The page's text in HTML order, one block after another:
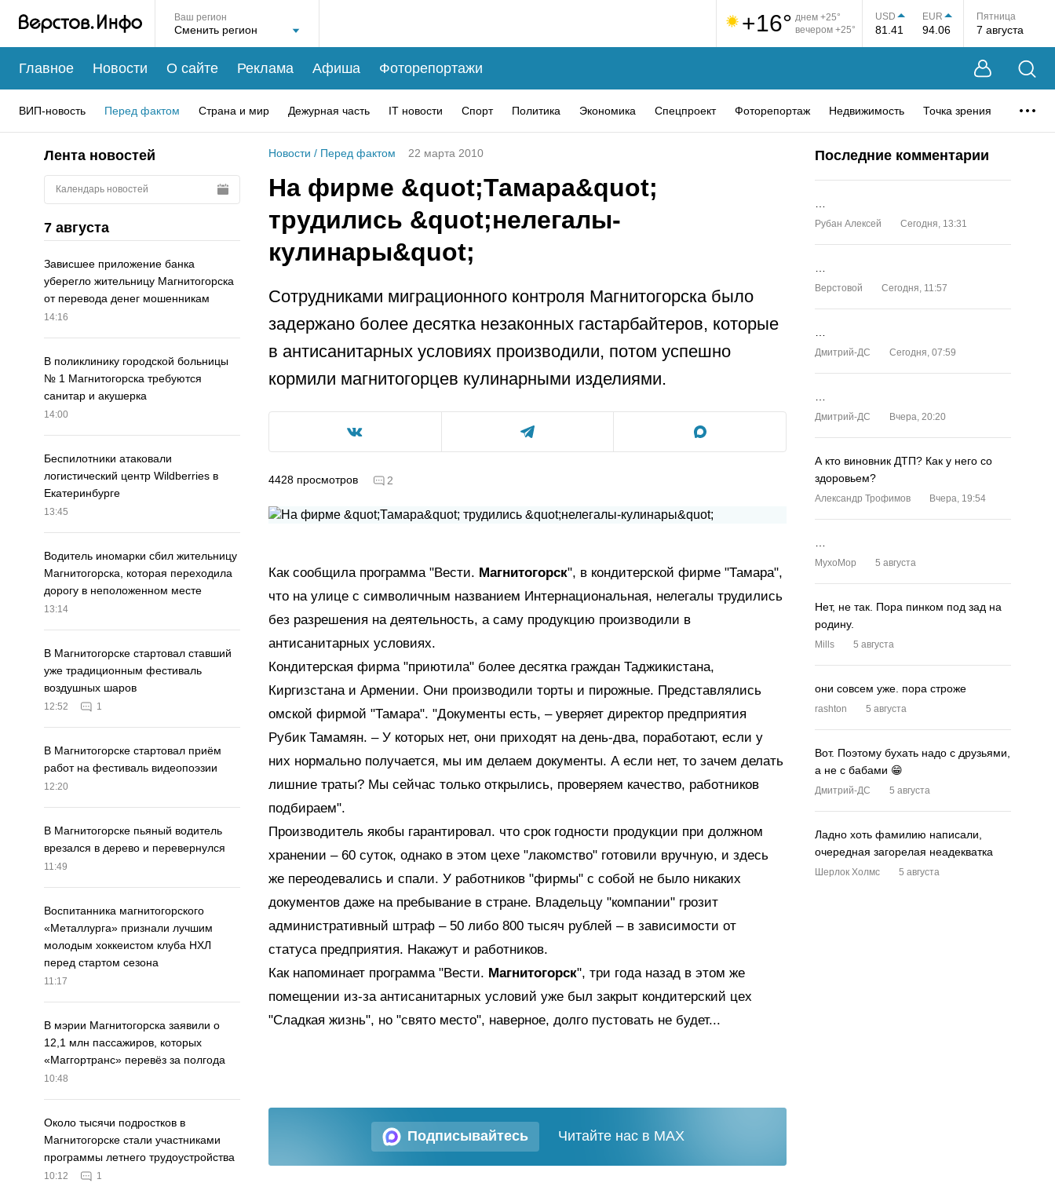
Ваш регион +16° днем +25°
вечером +25°
USD
81.41
EUR
94.06
Пятница
7 августа
Главное Новости О сайте Реклама Афиша Фоторепортажи
ВИП-новость Перед фактом Страна и мир Дежурная часть IT новости Спорт Политика Экономика Спецпроект Фоторепортаж Недвижимость Точка зрения
Лента новостей
Календарь новостей
7 августа
Зависшее приложение банка
уберегло жительницу Магнитогорска
от перевода денег мошенникам
14:16
В поликлинику городской больницы
№ 1 Магнитогорска требуются
санитар и акушерка
14:00
Беспилотники атаковали
логистический центр Wildberries в
Екатеринбурге
13:45
Водитель иномарки сбил жительницу
Магнитогорска, которая переходила
дорогу в неположенном месте
13:14
В Магнитогорске стартовал ставший
уже традиционным фестиваль
воздушных шаров
12:52 1
В Магнитогорске стартовал приём
работ на фестиваль видеопоэзии
12:20
В Магнитогорске пьяный водитель
врезался в дерево и перевернулся
11:49
Воспитанника магнитогорского
«Металлурга» признали лучшим
молодым хоккеистом клуба НХЛ
перед стартом сезона
11:17
В мэрии Магнитогорска заявили о
12,1 млн пассажиров, которых
«Маггортранс» перевёз за полгода
10:48
Около тысячи подростков в
Магнитогорске стали участниками
программы летнего трудоустройства
10:12 1
Новости / Перед фактом 22 марта 2010
На фирме &quot;Тамара&quot;
трудились &quot;нелегалы-
кулинары&quot;
Сотрудниками миграционного контроля Магнитогорска было
задержано более десятка незаконных гастарбайтеров, которые
в антисанитарных условиях производили, потом успешно
кормили магнитогорцев кулинарными изделиями.
4428 просмотров 2
Как сообщила программа "Вести. Магнитогорск", в кондитерской фирме "Тамара",
что на улице с символичным названием Интернациональная, нелегалы трудились
без разрешения на деятельность, а саму продукцию производили в
антисанитарных условиях.
Кондитерская фирма "приютила" более десятка граждан Таджикистана,
Киргизстана и Армении. Они производили торты и пирожные. Представлялись
омской фирмой "Тамара". "Документы есть, – уверяет директор предприятия
Рубик Тамамян. – У которых нет, они приходят на день-два, поработают, если у
них нормально получается, мы им делаем документы. А если нет, то зачем делать
лишние траты? Мы сейчас только открылись, проверяем качество, работников
подбираем".
Производитель якобы гарантировал. что срок годности продукции при должном
хранении – 60 суток, однако в этом цехе "лакомство" готовили вручную, и здесь
же переодевались и спали. У работников "фирмы" с собой не было никаких
документов даже на пребывание в стране. Владельцу "компании" грозит
административный штраф – 50 либо 800 тысяч рублей – в зависимости от
статуса предприятия. Накажут и работников.
Как напоминает программа "Вести. Магнитогорск", три года назад в этом же
помещении из-за антисанитарных условий уже был закрыт кондитерский цех
"Сладкая жизнь", но "свято место", наверное, долго пустовать не будет...
Подписывайтесь Читайте нас в MAX
Последние комментарии
Рубан Алексей Сегодня, 13:31
Верстовой Сегодня, 11:57
Дмитрий-ДС Сегодня, 07:59
Дмитрий-ДС Вчера, 20:20
А кто виновник ДТП? Как у него со
здоровьем?
Александр Трофимов Вчера, 19:54
MyxoMop 5 августа
Нет, не так. Пора пинком под зад на
родину.
Mills 5 августа
они совсем уже. пора строже
rashton 5 августа
Вот. Поэтому бухать надо с друзьями,
а не с бабами 😁
Дмитрий-ДС 5 августа
Ладно хоть фамилию написали,
очередная загорелая неадекватка
Шерлок Холмс 5 августа